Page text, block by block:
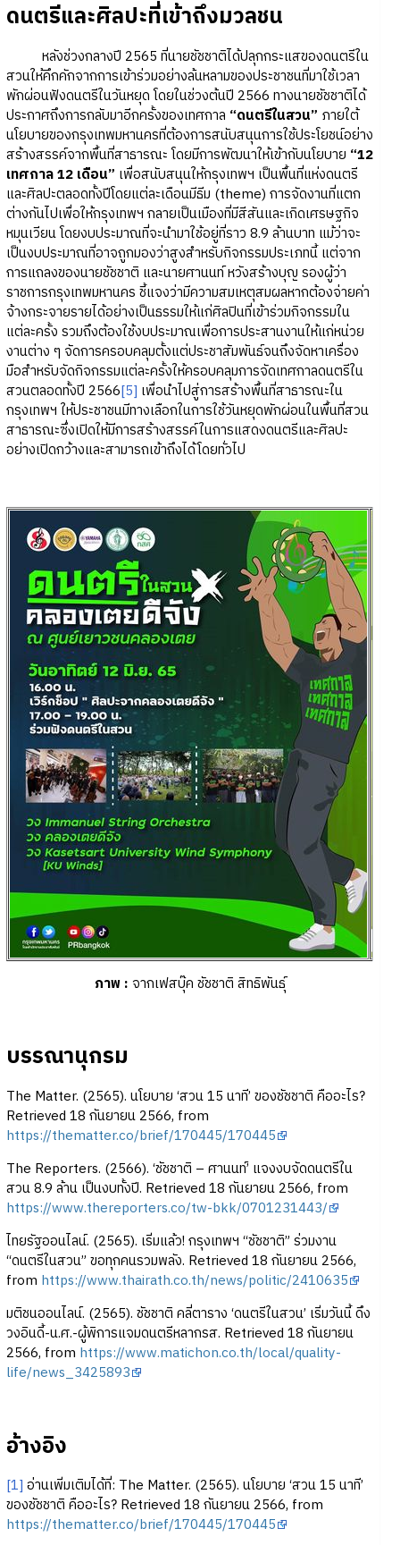
ดนตรีและศิลปะที่เข้าถึงมวลชน
หลังช่วงกลางปี 2565 ที่นายชัชชาติได้ปลุกกระแสของดนตรีใน
สวนให้คึกคักจากการเข้าร่วมอย่างล้นหลามของประชาชนที่มาใช้เวลา
พักผ่อนฟังดนตรีในวันหยุด โดยในช่วงต้นปี 2566 ทางนายชัชชาติได้
ประกาศถึงการกลับมาอีกครั้งของเทศกาล “ดนตรีในสวน” ภายใต้
นโยบายของกรุงเทพมหานครที่ต้องการสนับสนุนการใช้ประโยชน์อย่าง
สร้างสรรค์จากพื้นที่สาธารณะ โดยมีการพัฒนาให้เข้ากับนโยบาย “12
เทศกาล 12 เดือน” เพื่อสนับสนุนให้กรุงเทพฯ เป็นพื้นที่แห่งดนตรี
และศิลปะตลอดทั้งปีโดยแต่ละเดือนมีธีม (theme) การจัดงานที่แตก
ต่างกันไปเพื่อให้กรุงเทพฯ กลายเป็นเมืองที่มีสีสันและเกิดเศรษฐกิจ
หมุนเวียน โดยงบประมาณที่จะนำมาใช้อยู่ที่ราว 8.9 ล้านบาท แม้ว่าจะ
เป็นงบประมาณที่อาจถูกมองว่าสูงสำหรับกิจกรรมประเภทนี้ แต่จาก
การแถลงของนายชัชชาติ และนายศานนท์ หวังสร้างบุญ รองผู้ว่า
ราชการกรุงเทพมหานคร ชี้แจงว่ามีความสมเหตุสมผลหากต้องจ่ายค่า
จ้างกระจายรายได้อย่างเป็นธรรมให้แก่ศิลปินที่เข้าร่วมกิจกรรมใน
แต่ละครั้ง รวมถึงต้องใช้งบประมาณเพื่อการประสานงานให้แก่หน่วย
งานต่าง ๆ จัดการครอบคลุมตั้งแต่ประชาสัมพันธ์จนถึงจัดหาเครื่อง
มือสำหรับจัดกิจกรรมแต่ละครั้งให้ครอบคลุมการจัดเทศกาลดนตรีใน
สวนตลอดทั้งปี 2566[5] เพื่อนำไปสู่การสร้างพื้นที่สาธารณะใน
กรุงเทพฯ ให้ประชาชนมีทางเลือกในการใช้วันหยุดพักผ่อนในพื้นที่สวน
สาธารณะซึ่งเปิดให้มีการสร้างสรรค์ในการแสดงดนตรีและศิลปะ
อย่างเปิดกว้างและสามารถเข้าถึงได้โดยทั่วไป
ภาพ : จากเฟสบุ๊ค ชัชชาติ สิทธิพันธุ์
บรรณานุกรม
The Matter. (2565). นโยบาย ‘สวน 15 นาที’ ของชัชชาติ คืออะไร?
Retrieved 18 กันยายน 2566, from
https://thematter.co/brief/170445/170445
The Reporters. (2566). ‘ชัชชาติ – ศานนท์’ แจงงบจัดดนตรีใน
สวน 8.9 ล้าน เป็นงบทั้งปี. Retrieved 18 กันยายน 2566, from
https://www.thereporters.co/tw-bkk/0701231443/
ไทยรัฐออนไลน์. (2565). เริ่มแล้ว! กรุงเทพฯ “ชัชชาติ” ร่วมงาน
“ดนตรีในสวน” ขอทุกคนรวมพลัง. Retrieved 18 กันยายน 2566,
from https://www.thairath.co.th/news/politic/2410635
มติชนออนไลน์. (2565). ชัชชาติ คลี่ตาราง ‘ดนตรีในสวน’ เริ่มวันนี้ ดึง
วงอินดี้-น.ศ.-ผู้พิการแจมดนตรีหลากรส. Retrieved 18 กันยายน
2566, from https://www.matichon.co.th/local/quality-
life/news_3425893
อ้างอิง
[1] อ่านเพิ่มเติมได้ที่: The Matter. (2565). นโยบาย ‘สวน 15 นาที’
ของชัชชาติ คืออะไร? Retrieved 18 กันยายน 2566, from
https://thematter.co/brief/170445/170445